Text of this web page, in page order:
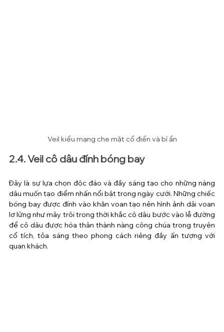
Veil kiểu mạng che mặt cổ điển và bí ẩn
2.4. Veil cô dâu đính bóng bay
Đây là sự lựa chọn độc đáo và đầy sáng tạo cho những nàng
dâu muốn tạo điểm nhấn nổi bật trong ngày cưới. Những chiếc
bóng bay được đính vào khăn voan tạo nên hình ảnh dải voan
lơ lửng như mây trôi trong thời khắc cô dâu bước vào lễ đường
để cô dâu được hóa thân thành nàng công chúa trong truyện
cổ tích, tỏa sáng theo phong cách riêng đầy ấn tượng với
quan khách.